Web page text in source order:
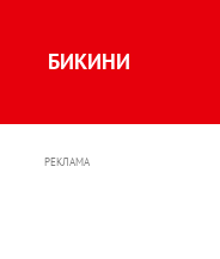
БИКИНИ
РЕКЛАМА